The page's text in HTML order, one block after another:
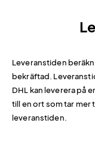
Leveranstiden
bekräftad.
DHL kan leverera på
till en ort som tar mer
leveranstiden.